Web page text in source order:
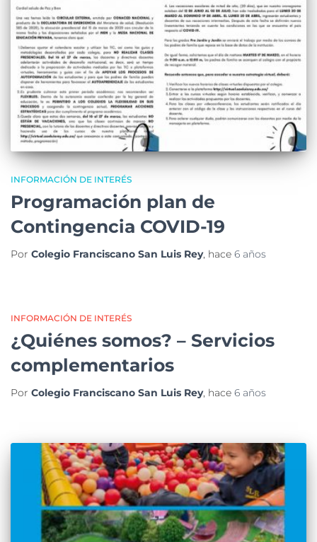
INFORMACIÓN DE INTERÉS
Programación plan de
Contingencia COVID-19
Por Colegio Franciscano San Luis Rey, hace 6 años
INFORMACIÓN DE INTERÉS
¿Quiénes somos? – Servicios
complementarios
Por Colegio Franciscano San Luis Rey, hace 6 años